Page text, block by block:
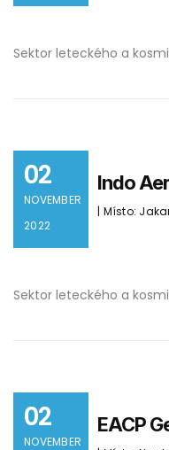
Sektor leteckého a
02
NOVEMBER
2022
Indo
| Místo:
Sektor leteckého a
02
NOVEMBER
EACP